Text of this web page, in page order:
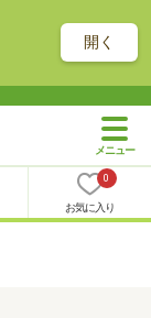
開く
0
お気に入り